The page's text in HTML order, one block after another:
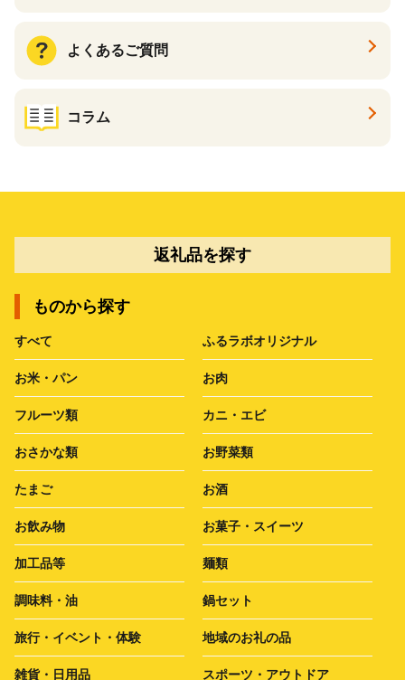
よくあるご質問
コラム
返礼品を探す
ものから探す
すべて ふるラボオリジナル
お米・パン お肉
フルーツ類 カニ・エビ
おさかな類 お野菜類
たまご お酒
お飲み物 お菓子・スイーツ
加工品等 麺類
調味料・油 鍋セット
旅行・イベント・体験 地域のお礼の品
雑貨・日用品 スポーツ・アウトドア